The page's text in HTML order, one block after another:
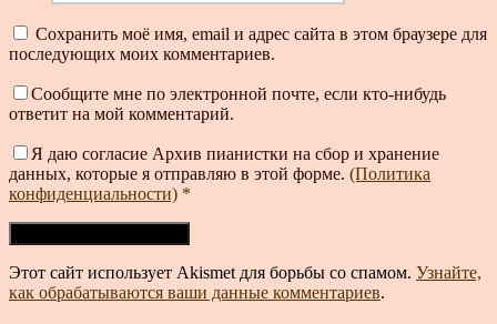
Сохранить моё имя, email и адрес сайта в этом браузере для
последующих моих комментариев.
Сообщите мне по электронной почте, если кто-нибудь
ответит на мой комментарий.
Я даю согласие Архив пианистки на сбор и хранение
данных, которые я отправляю в этой форме. (Политика
конфиденциальности) *
Этот сайт использует Akismet для борьбы со спамом. Узнайте,
как обрабатываются ваши данные комментариев.